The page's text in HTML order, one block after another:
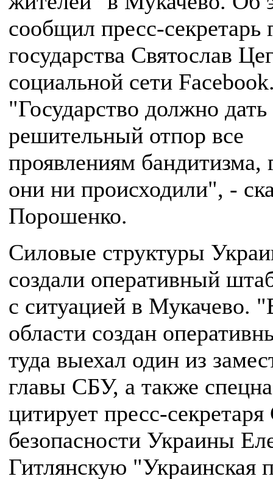
сообщил пресс-секретарь
государства Святослав
социальной сети
"Государство должно дать
решительный отпор все
проявлениям бандитизма,
они ни происходили", -
Порошенко.
Силовые структуры
создали оперативный
с ситуацией в Мукачево.
области создан
туда выехал один из
главы СБУ, а также
цитирует пресс-
безопасности Украины
Гитлянскую "Украинская